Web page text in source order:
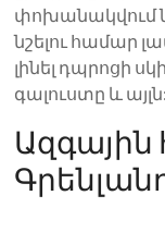
փոխանակվում
նշելու համար
լինել դպրոցի
գալուստը և այլն: